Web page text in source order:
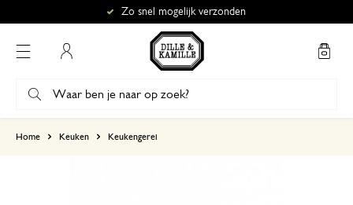
Zo snel mogelijk verzonden
Home Keuken Keukengerei
5